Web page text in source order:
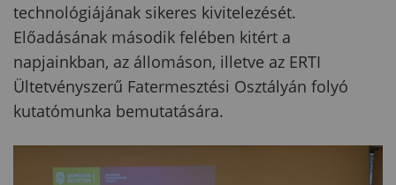
technológiájának sikeres kivitelezését.
Előadásának második felében kitért a
napjainkban, az állomáson, illetve az ERTI
Ültetvényszerű Fatermesztési Osztályán folyó
kutatómunka bemutatására.